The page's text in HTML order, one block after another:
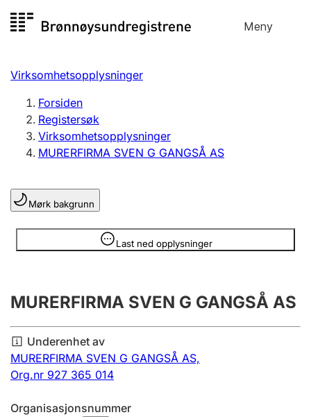
til
Meny
Registersøk
Aksjeselskap
Enkeltpersonforetak
Registrere, endre, slette
Lag og forening
Registrere, endre, slette
Årsregnskap
Innsending og forsinkelsesgebyr
Tinglysing
Virksomhetsopplysninger
Forsiden
Registersøk
Virksomhetsopplysninger
MURERFIRMA SVEN G GANGSÅ AS
Mørk bakgrunn
Last ned opplysninger
Opplysninger er skjult
MURERFIRMA SVEN G GANGSÅ AS
Underenhet av
MURERFIRMA SVEN G GANGSÅ AS,
Org.nr 927 365 014
Organisasjonsnummer